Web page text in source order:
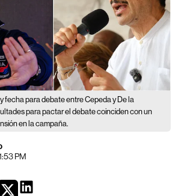
fecha para debate entre Cepeda y De la
para pactar el debate coinciden con un
en la campaña.
PM